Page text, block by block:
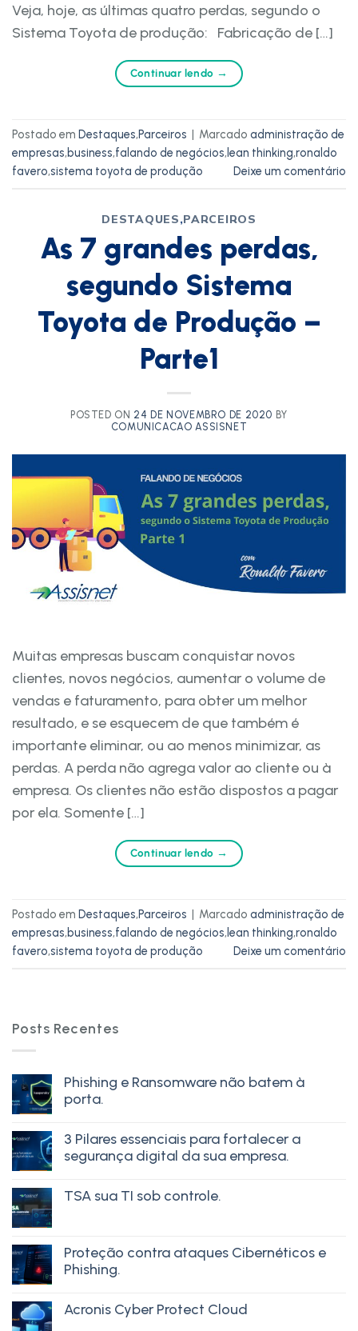
Veja, hoje, as últimas quatro perdas, segundo o
Sistema Toyota de produção: Fabricação de […]
Continuar lendo →
Postado em Destaques,Parceiros | Marcado administração de
empresas,business,falando de negócios, lean thinking,ronaldo
favero,sistema toyota de produção Deixe um comentário
DESTAQUES,PARCEIROS
As 7 grandes perdas,
segundo Sistema
Toyota de Produção –
Parte1
POSTED ON 24 DE NOVEMBRO DE 2020 BY
COMUNICACAO ASSISNET
Muitas empresas buscam conquistar novos
clientes, novos negócios, aumentar o volume de
vendas e faturamento, para obter um melhor
resultado, e se esquecem de que também é
importante eliminar, ou ao menos minimizar, as
perdas. A perda não agrega valor ao cliente ou à
empresa. Os clientes não estão dispostos a pagar
por ela. Somente […]
Continuar lendo →
Postado em Destaques,Parceiros | Marcado administração de
empresas,business,falando de negócios, lean thinking,ronaldo
favero,sistema toyota de produção Deixe um comentário
Posts Recentes
Phishing e Ransomware não batem à
porta.
3 Pilares essenciais para fortalecer a
segurança digital da sua empresa.
TSA sua TI sob controle.
Proteção contra ataques Cibernéticos e
Phishing.
Acronis Cyber Protect Cloud